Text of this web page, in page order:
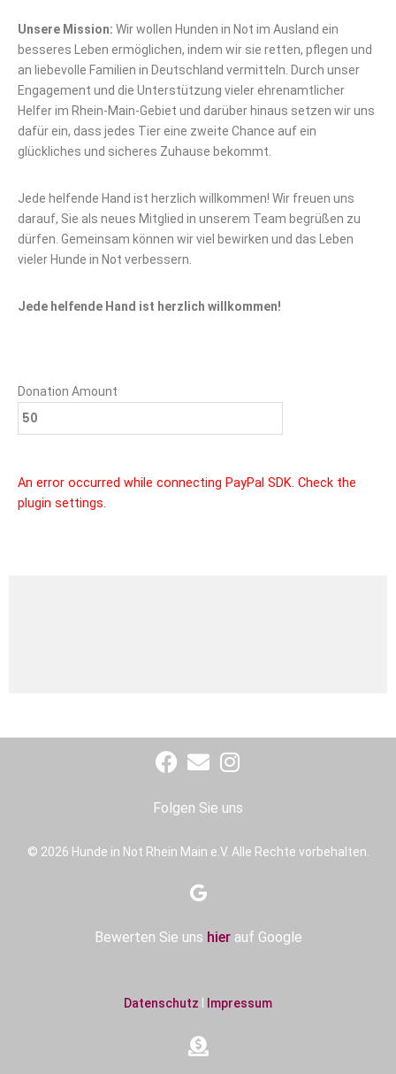
Unsere Mission: Wir wollen Hunden in Not im Ausland ein
besseres Leben ermöglichen, indem wir sie retten, pflegen und
an liebevolle Familien in Deutschland vermitteln. Durch unser
Engagement und die Unterstützung vieler ehrenamtlicher
Helfer im Rhein-Main-Gebiet und darüber hinaus setzen wir uns
dafür ein, dass jedes Tier eine zweite Chance auf ein
glückliches und sicheres Zuhause bekommt.
Jede helfende Hand ist herzlich willkommen! Wir freuen uns
darauf, Sie als neues Mitglied in unserem Team begrüßen zu
dürfen. Gemeinsam können wir viel bewirken und das Leben
vieler Hunde in Not verbessern.
Jede helfende Hand ist herzlich willkommen!
Donation Amount
An error occurred while connecting PayPal SDK. Check the
plugin settings.
Folgen Sie uns
© 2026 Hunde in Not Rhein Main e.V. Alle Rechte vorbehalten.
Bewerten Sie uns hierauf Google
Datenschutz I Impressum